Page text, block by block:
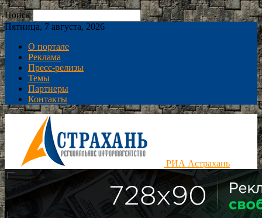
Поиск
Пятница, 7 августа, 2026
О портале
Реклама
Пресс-релизы
Темы
Партнеры
Контакты
РИА Астрахань